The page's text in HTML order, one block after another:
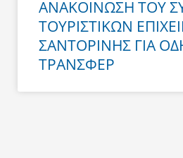
ΑΝΑΚΟΙΝΩΣΗ ΤΟΥ
ΤΟΥΡΙΣΤΙΚΩΝ
ΣΑΝΤΟΡΙΝΗΣ ΓΙΑ
ΤΡΑΝΣΦΕΡ